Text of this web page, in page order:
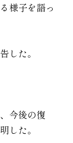
様子を語っ
した。
今後の復
した。